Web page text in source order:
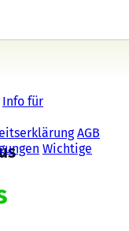
Info für
AGB
Wichtige